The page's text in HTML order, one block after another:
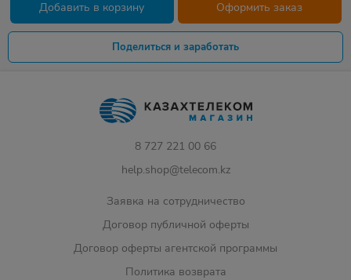
Добавить в корзину Оформить заказ
Поделиться и заработать
8 727 221 00 66
help.shop@telecom.kz
Заявка на сотрудничество
Договор публичной оферты
Договор оферты агентской программы
Политика возврата